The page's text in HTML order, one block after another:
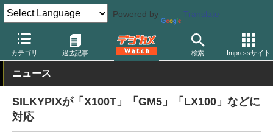
Powered by Translate
カテゴリ 過去記事 検索 Impressサイト
デジカメ Watch PC/モバイル関連 アプリ/ソフトウェア シルキ
ニュース
SILKYPIXが「X100T」「GM5」「LX100」などに
対応